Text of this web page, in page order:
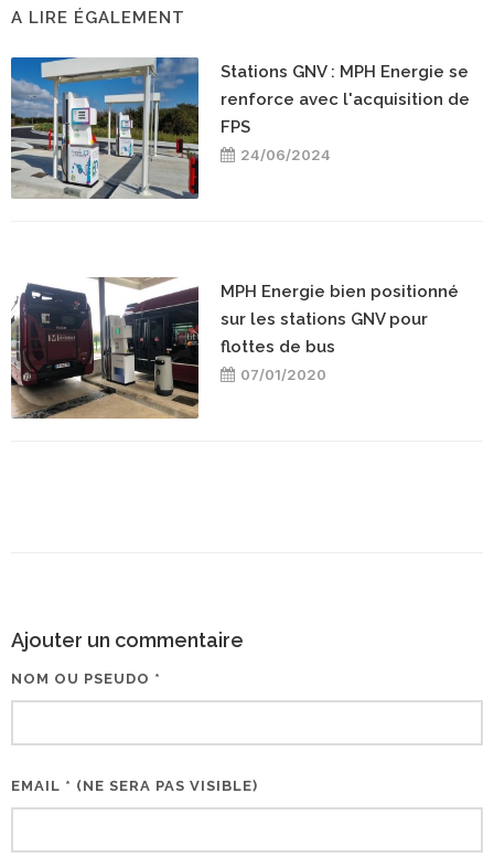
A LIRE ÉGALEMENT
Stations GNV : MPH Energie se
renforce avec l'acquisition de
FPS
24/06/2024
MPH Energie bien positionné
sur les stations GNV pour
flottes de bus
07/01/2020
Ajouter un commentaire
NOM OU PSEUDO *
EMAIL * (NE SERA PAS VISIBLE)